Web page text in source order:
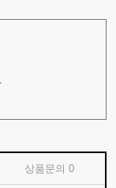
상품문의0